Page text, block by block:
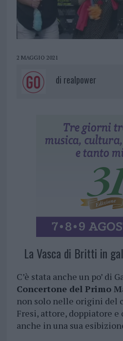
2 MAGGIO 2021
di realpower
La Vasca di Britti in
C’è stata anche un po’ di
Concertone del Primo
non solo nelle origini del
Fresi, attore, doppiatore e
anche in una sua